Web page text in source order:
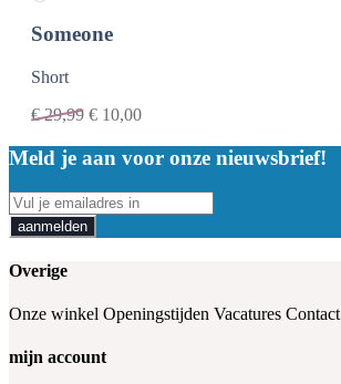
Someone
Short
€29,99 € 10,00
Meld je aan voor onze nieuwsbrief!
aanmelden
Overige
Onze winkel Openingstijden Vacatures Contact
mijn account